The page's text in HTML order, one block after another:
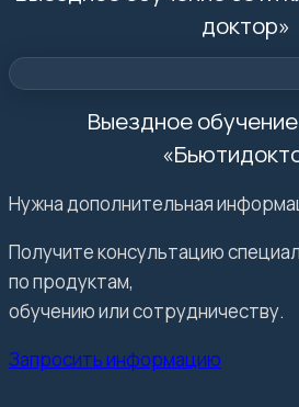
доктор»
Выездное
Нужна дополнительная
Получите консультацию
по продуктам,
обучению или сотрудничеству.
Запросить информацию